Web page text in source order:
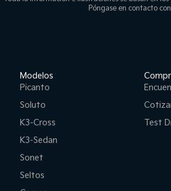
Póngase en contacto
Modelos
Picanto
Soluto
K3-Cross
K3-Sedan
Sonet
Seltos
Test